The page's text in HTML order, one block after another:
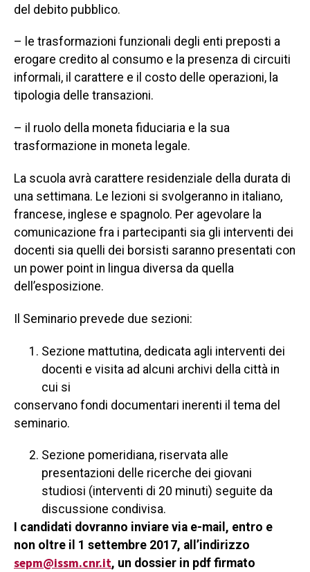
del debito pubblico.
– le trasformazioni funzionali degli enti preposti a
erogare credito al consumo e la presenza di circuiti
informali, il carattere e il costo delle operazioni, la
tipologia delle transazioni.
– il ruolo della moneta fiduciaria e la sua
trasformazione in moneta legale.
La scuola avrà carattere residenziale della durata di
una settimana. Le lezioni si svolgeranno in italiano,
francese, inglese e spagnolo. Per agevolare la
comunicazione fra i partecipanti sia gli interventi dei
docenti sia quelli dei borsisti saranno presentati con
un power point in lingua diversa da quella
dell’esposizione.
Il Seminario prevede due sezioni:
Sezione mattutina, dedicata agli interventi dei
docenti e visita ad alcuni archivi della città in
cui si
conservano fondi documentari inerenti il tema del
seminario.
Sezione pomeridiana, riservata alle
presentazioni delle ricerche dei giovani
studiosi (interventi di 20 minuti) seguite da
discussione condivisa.
I candidati dovranno inviare via e-mail, entro e
non oltre il 1 settembre 2017, all’indirizzo
sepm@issm.cnr.it, un dossier in pdf firmato